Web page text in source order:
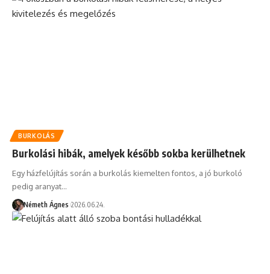
BURKOLÁS
Burkolási hibák, amelyek később sokba kerülhetnek
Egy házfelújítás során a burkolás kiemelten fontos, a jó burkoló
pedig aranyat…
Németh Ágnes 2026.06.24.